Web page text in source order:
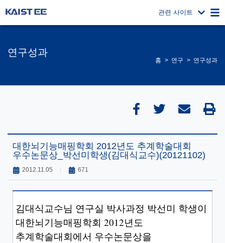
관련 사이트
연구성과
홈 연구 연구성과
대한뇌기능매핑학회 2012년도 추계학술대회
우수논문상_박선미학생(김대식교수)(20121102)
2012.11.05 671
김대식교수님 연구실 박사과정 박선미 학생이
대한뇌기능매핑학회 2012년도
추계학술대회에서 우수논문상을